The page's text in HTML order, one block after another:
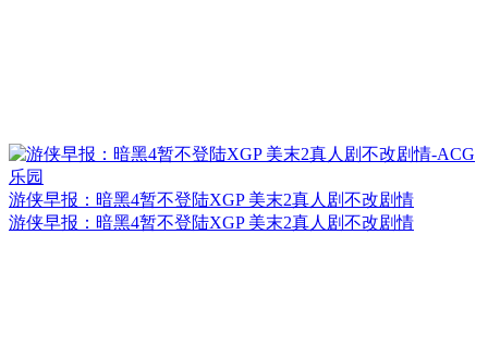
游侠早报：暗黑4暂不登陆XGP 美末2真人剧不改剧情
游侠早报：暗黑4暂不登陆XGP 美末2真人剧不改剧情